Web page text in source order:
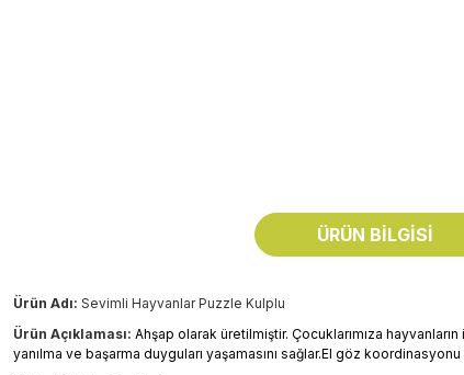
ÜRÜN BILGISI
Ürün Adı: Sevimli Hayvanlar Puzzle Kulplu
Ürün Açıklaması: Ahşap olarak üretilmiştir. Çocuklarımıza
yanılma ve başarma duyguları yaşamasını sağlar.El göz koordinasyonu